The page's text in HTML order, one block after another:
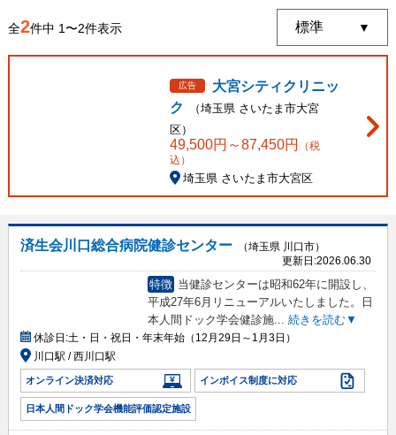
全2件中 1〜2件表示
広告
大宮シティクリニッ
ク
（埼玉県 さいたま市大宮
区）
49,500円～87,450円
（税
込）
埼玉県 さいたま市大宮区
済生会川口総合病院健診センター
（埼玉県 川口市）
更新日:2026.06.30
特徴 当健診センターは昭和62年に開設し、
平成27年6月リニューアルいたしました。日
本人間ドック学会健診施... 続きを読む▼
休診日:土・日・祝日・年末年始（12月29日～1月3日）
川口駅 / 西川口駅
オンライン決済対応 インボイス制度に対応
日本人間ドック学会機能評価認定施設